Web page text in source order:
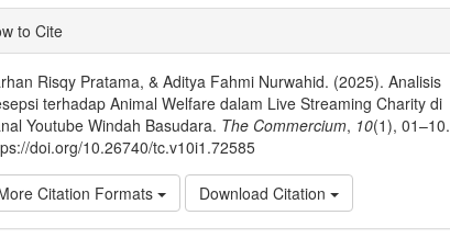
to Cite
Risqy Pratama, & Aditya Fahmi Nurwahid. (2025). Analisis
terhadap Animal Welfare dalam Live Streaming Charity di
Youtube Windah Basudara. The Commercium, 10(1), 01–10.
doi.org/10.26740/tc.v10i1.72585
Citation Formats Download Citation